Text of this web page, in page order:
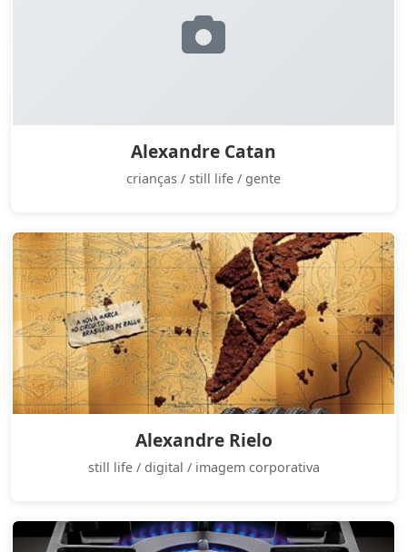
Alexandre Catan
crianças / still life / gente
Alexandre Rielo
still life / digital / imagem corporativa